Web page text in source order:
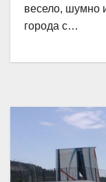
весело, шумно
города с…